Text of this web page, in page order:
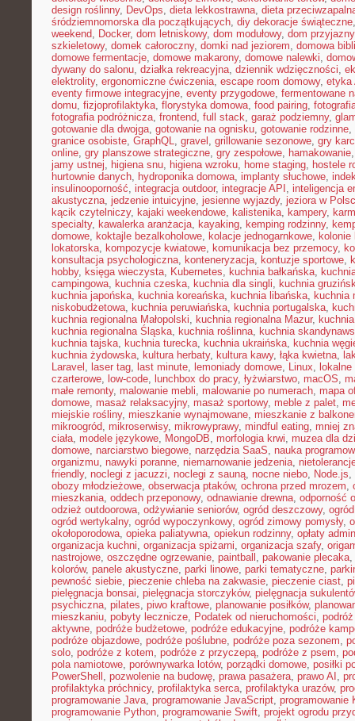
design roślinny, DevOps, dieta lekkostrawna, dieta
śródziemnomorska dla początkujących, diy dekoracje świąteczne
weekend, Docker, dom letniskowy, dom modułowy, dom
szkieletowy, domek całoroczny, domki nad jeziorem, domowa
domowe fermentacje, domowe makarony, domowe nalewki,
dywany do salonu, działka rekreacyjna, dziennik wdzięczności,
elektrolity, ergonomiczne ćwiczenia, escape room domowy, etyka
eventy firmowe integracyjne, eventy przygodowe, fermentowane
domu, fizjoprofilaktyka, florystyka domowa, food pairing,
fotografia podróżnicza, frontend, full stack, garaż podziemny,
gotowanie dla dwojga, gotowanie na ognisku, gotowanie rodzinne,
granice osobiste, GraphQL, gravel , grillowanie sezonowe, gry
online, gry planszowe strategiczne, gry zespołowe, hamakowanie
jamy ustnej, higiena snu, higiena wzroku, home staging, hostele
hurtownie danych, hydroponika domowa, implanty słuchowe,
insulinooporność, integracja outdoor, integracje API , inteligencja
akustyczna, jedzenie intuicyjne, jesienne wyjazdy, jeziora w
kącik czytelniczy, kajaki weekendowe, kalistenika, kampery,
specialty, kawalerka aranżacja, kayaking, kemping rodzinny,
domowe, koktajle bezalkoholowe, kolacje jednogarnkowe, kolonie
lokatorska, kompozycje kwiatowe, komunikacja bez przemocy,
konsultacja psychologiczna, konteneryzacja, kontuzje sportowe,
hobby, księga wieczysta, Kubernetes, kuchnia bałkańska,
campingowa, kuchnia czeska, kuchnia dla singli, kuchnia
kuchnia japońska, kuchnia koreańska, kuchnia libańska, kuchnia
niskobudżetowa, kuchnia peruwiańska, kuchnia portugalska,
kuchnia regionalna Małopolski, kuchnia regionalna Mazur,
kuchnia regionalna Śląska, kuchnia roślinna, kuchnia
kuchnia tajska, kuchnia turecka, kuchnia ukraińska, kuchnia
kuchnia żydowska, kultura herbaty, kultura kawy, łąka kwietna,
Laravel , laser tag, last minute, lemoniady domowe, Linux,
czarterowe, low-code, lunchbox do pracy, łyżwiarstwo, macOS,
małe remonty, malowanie mebli, malowanie po numerach, mapa
domowe, masaż relaksacyjny, masaż sportowy, meble z palet,
miejskie rośliny, mieszkanie wynajmowane, mieszkanie z
mikroogród, mikroserwisy, mikrowyprawy, mindful eating, mniej
ciała, modele językowe, MongoDB, morfologia krwi, muzea dla
domowe, narciarstwo biegowe, narzędzia SaaS, nauka
organizmu, nawyki poranne, niemarnowanie jedzenia,
friendly, noclegi z jacuzzi, noclegi z sauną, nocne niebo, Node.js,
obozy młodzieżowe, obserwacja ptaków, ochrona przed mrozem,
mieszkania, oddech przeponowy, odnawianie drewna, odporność
odzież outdoorowa, odżywianie seniorów, ogród deszczowy,
ogród wertykalny, ogród wypoczynkowy, ogród zimowy pomysły,
okołoporodowa, opieka paliatywna, opiekun rodzinny, opłaty
organizacja kuchni, organizacja spiżarni, organizacja szafy,
nastrojowe, oszczędne ogrzewanie, paintball , pakowanie plecaka,
kolorów, panele akustyczne, parki linowe, parki tematyczne,
pewność siebie, pieczenie chleba na zakwasie, pieczenie ciast,
pielęgnacja bonsai, pielęgnacja storczyków, pielęgnacja
psychiczna, pilates, piwo kraftowe, planowanie posiłków,
mieszkaniu, pobyty lecznicze, Podatek od nieruchomości,
aktywne, podróże budżetowe, podróże edukacyjne, podróże
podróże objazdowe, podróże poślubne, podróże poza sezonem,
solo, podróże z kotem, podróże z przyczepą, podróże z psem,
pola namiotowe, porównywarka lotów, porządki domowe, posiłki
PowerShell , pozwolenie na budowę, prawa pasażera, prawo AI ,
profilaktyka próchnicy, profilaktyka serca, profilaktyka urazów,
programowanie Java, programowanie JavaScript, programowanie
programowanie Python, programowanie Swift, projekt ogrodu